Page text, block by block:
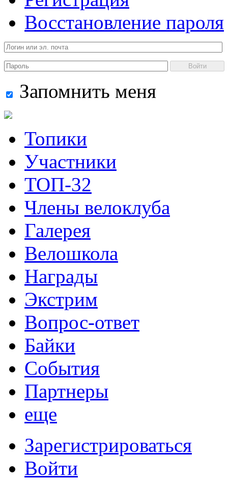
Восстановление пароля
Войти
Запомнить меня
Топики
Участники
ТОП-32
Члены велоклуба
Галерея
Велошкола
Награды
Экстрим
Вопрос-ответ
Байки
События
Партнеры
еще
Зарегистрироваться
Войти